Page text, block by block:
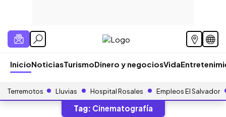
InicioNoticiasTurismoDinero y negociosVida
Terremotos Lluvias Hospital Rosales Empleos El Salvador
Tag: Cinematografía